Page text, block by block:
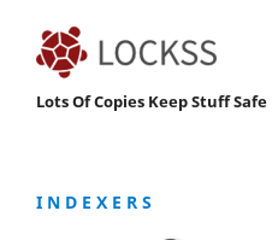
Lots Of Copies Keep Stuff Safe
I N D E X E R S